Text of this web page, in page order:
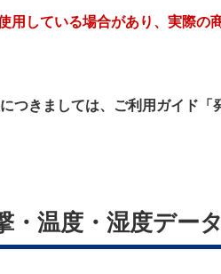
している場合があり、実際の
つきましては、ご利用ガイド「
・温度・湿度デ